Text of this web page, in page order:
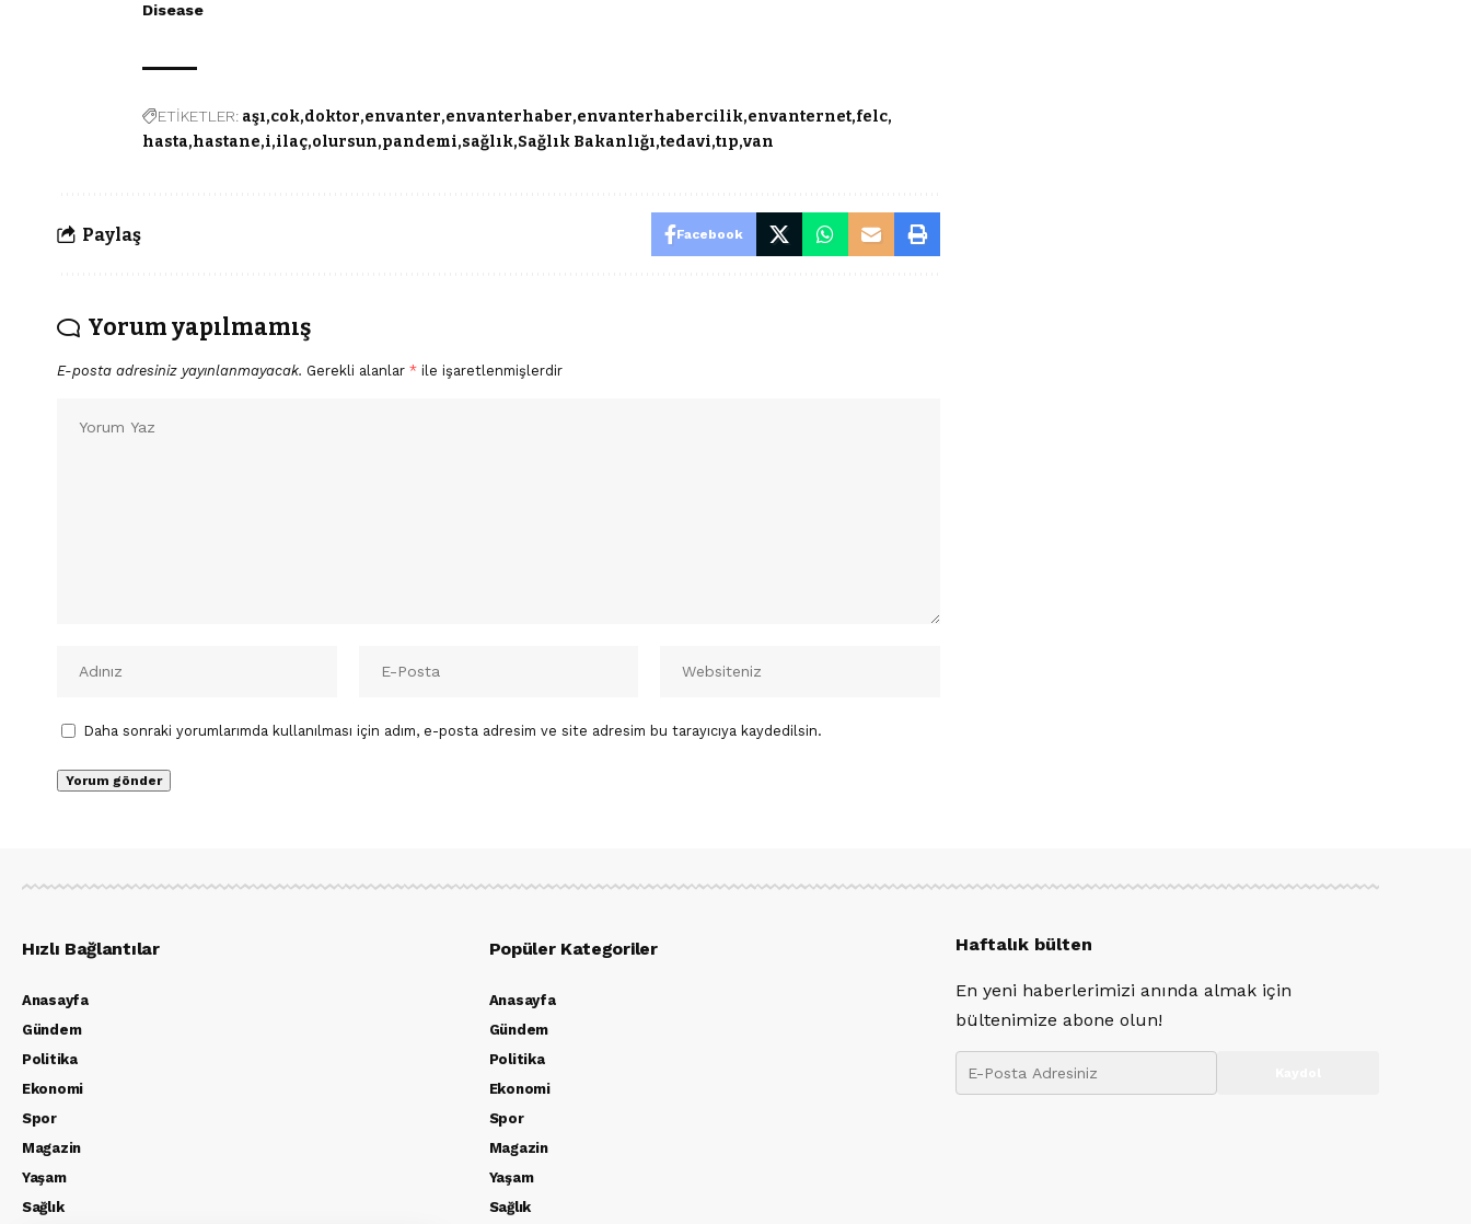
Disease
ETİKETLER: aşı cok doktor envanter envanterhaber envanterhabercilik envanternet felc
hasta hastane i ilaç olursun pandemi sağlık Sağlık Bakanlığı tedavi tıp van
Paylaş Facebook
Yorum yapılmamış
E-posta adresiniz yayınlanmayacak. Gerekli alanlar * ile işaretlenmişlerdir
Daha sonraki yorumlarımda kullanılması için adım, e-posta adresim ve site adresim bu tarayıcıya kaydedilsin.
Hızlı Bağlantılar
Anasayfa
Gündem
Politika
Ekonomi
Spor
Magazin
Yaşam
Sağlık
Popüler Kategoriler
Anasayfa
Gündem
Politika
Ekonomi
Spor
Magazin
Yaşam
Sağlık
Haftalık bülten
En yeni haberlerimizi anında almak için
bültenimize abone olun!